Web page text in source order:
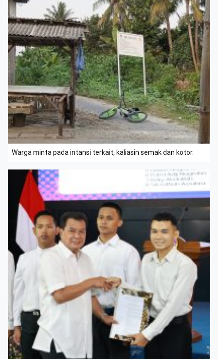
Warga minta pada intansi terkait, kaliasin semak dan kotor.